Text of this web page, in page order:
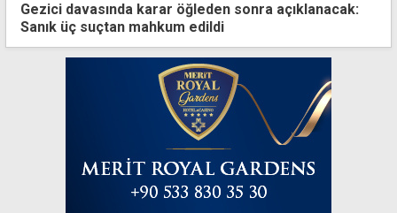
Gezici davasında karar öğleden sonra açıklanacak:
Sanık üç suçtan mahkum edildi